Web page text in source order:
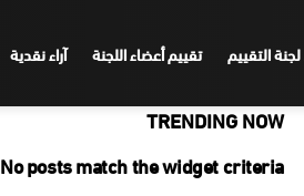
التقييم تقييم أعضاء اللجنة آراء نقدية
TRENDING NOW
No posts match the widget criteria